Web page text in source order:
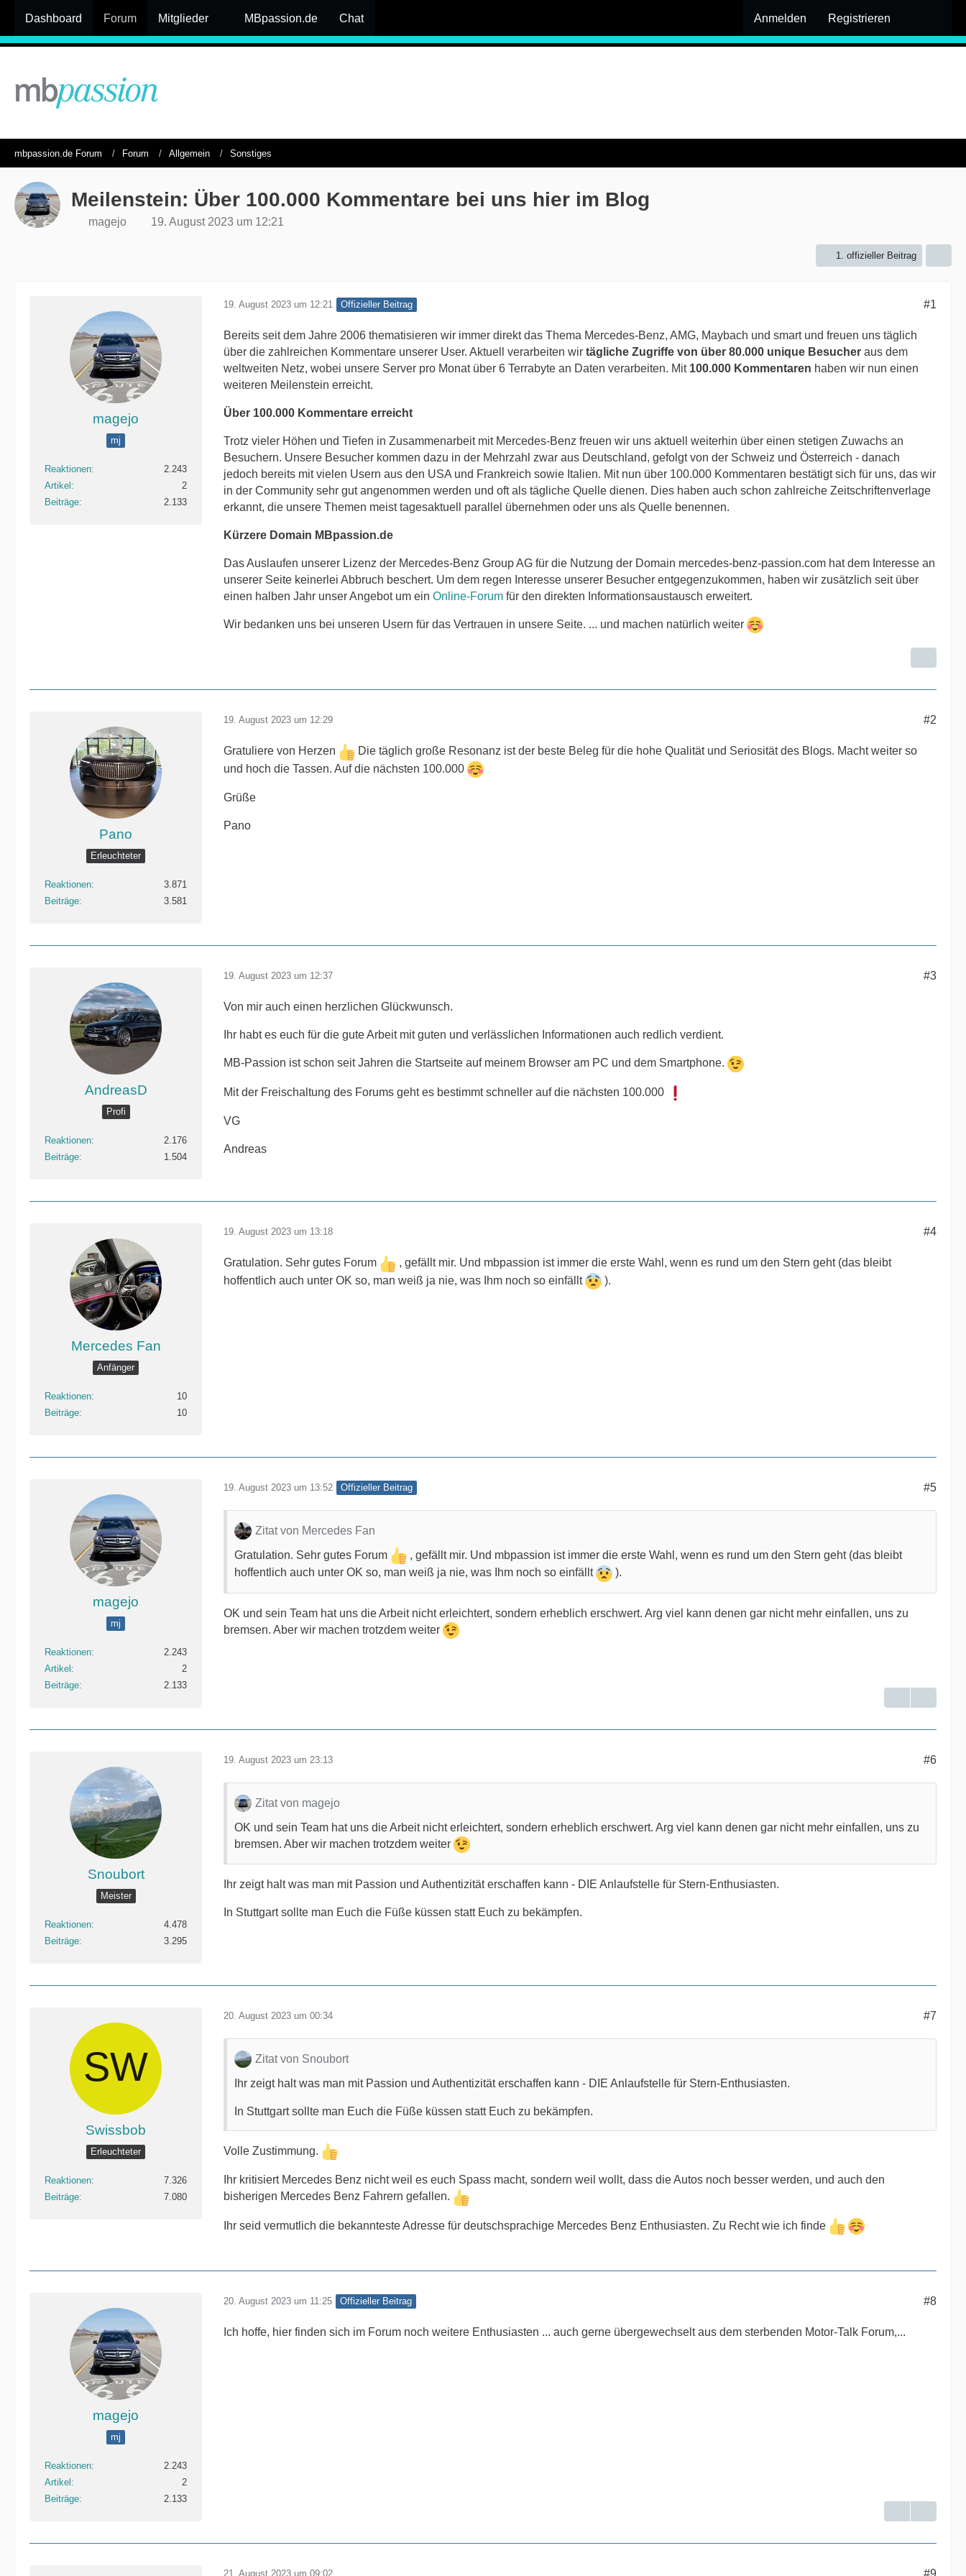
Dashboard Forum Mitglieder MBpassion.de Chat Anmelden Registrieren
mbpassion.de Forum Forum Allgemein Sonstiges
Meilenstein: Über 100.000 Kommentare bei uns hier im Blog
magejo 19. August 2023 um 12:21
1. offizieller Beitrag
magejo
mj
Reaktionen
2.243
Artikel
2
Beiträge
2.133
19. August 2023 um 12:21 Offizieller Beitrag #1
Bereits seit dem Jahre 2006 thematisieren wir immer direkt das Thema Mercedes-Benz, AMG, Maybach und smart und freuen uns täglich
über die zahlreichen Kommentare unserer User. Aktuell verarbeiten wir tägliche Zugriffe von über 80.000 unique Besucher aus dem
weltweiten Netz, wobei unsere Server pro Monat über 6 Terrabyte an Daten verarbeiten. Mit 100.000 Kommentaren haben wir nun einen
weiteren Meilenstein erreicht.
Über 100.000 Kommentare erreicht
Trotz vieler Höhen und Tiefen in Zusammenarbeit mit Mercedes-Benz freuen wir uns aktuell weiterhin über einen stetigen Zuwachs an
Besuchern. Unsere Besucher kommen dazu in der Mehrzahl zwar aus Deutschland, gefolgt von der Schweiz und Österreich - danach
jedoch bereits mit vielen Usern aus den USA und Frankreich sowie Italien. Mit nun über 100.000 Kommentaren bestätigt sich für uns, das wir
in der Community sehr gut angenommen werden und oft als tägliche Quelle dienen. Dies haben auch schon zahlreiche Zeitschriftenverlage
erkannt, die unsere Themen meist tagesaktuell parallel übernehmen oder uns als Quelle benennen.
Kürzere Domain MBpassion.de
Das Auslaufen unserer Lizenz der Mercedes-Benz Group AG für die Nutzung der Domain mercedes-benz-passion.com hat dem Interesse an
unserer Seite keinerlei Abbruch beschert. Um dem regen Interesse unserer Besucher entgegenzukommen, haben wir zusätzlich seit über
einen halben Jahr unser Angebot um ein Online-Forum für den direkten Informationsaustausch erweitert.
Wir bedanken uns bei unseren Usern für das Vertrauen in unsere Seite. ... und machen natürlich weiter
Pano
Erleuchteter
Reaktionen
3.871
Beiträge
3.581
19. August 2023 um 12:29 #2
Gratuliere von Herzen
Die täglich große Resonanz ist der beste Beleg für die hohe Qualität und Seriosität des Blogs. Macht weiter so
und hoch die Tassen. Auf die nächsten 100.000
Grüße
Pano
AndreasD
Profi
Reaktionen
2.176
Beiträge
1.504
19. August 2023 um 12:37 #3
Von mir auch einen herzlichen Glückwunsch.
Ihr habt es euch für die gute Arbeit mit guten und verlässlichen Informationen auch redlich verdient.
MB-Passion ist schon seit Jahren die Startseite auf meinem Browser am PC und dem Smartphone.
Mit der Freischaltung des Forums geht es bestimmt schneller auf die nächsten 100.000
VG
Andreas
Mercedes Fan
Anfänger
Reaktionen
10
Beiträge
10
19. August 2023 um 13:18 #4
Gratulation. Sehr gutes Forum
, gefällt mir. Und mbpassion ist immer die erste Wahl, wenn es rund um den Stern geht (das bleibt
hoffentlich auch unter OK so, man weiß ja nie, was Ihm noch so einfällt
).
magejo
mj
Reaktionen
2.243
Artikel
2
Beiträge
2.133
19. August 2023 um 13:52 Offizieller Beitrag #5
Zitat von Mercedes Fan
Gratulation. Sehr gutes Forum
, gefällt mir. Und mbpassion ist immer die erste Wahl, wenn es rund um den Stern geht (das bleibt
hoffentlich auch unter OK so, man weiß ja nie, was Ihm noch so einfällt
).
OK und sein Team hat uns die Arbeit nicht erleichtert, sondern erheblich erschwert. Arg viel kann denen gar nicht mehr einfallen, uns zu
bremsen. Aber wir machen trotzdem weiter
Snoubort
Meister
Reaktionen
4.478
Beiträge
3.295
19. August 2023 um 23:13 #6
Zitat von magejo
OK und sein Team hat uns die Arbeit nicht erleichtert, sondern erheblich erschwert. Arg viel kann denen gar nicht mehr einfallen, uns zu
bremsen. Aber wir machen trotzdem weiter
Ihr zeigt halt was man mit Passion und Authentizität erschaffen kann - DIE Anlaufstelle für Stern-Enthusiasten.
In Stuttgart sollte man Euch die Füße küssen statt Euch zu bekämpfen.
Swissbob
Erleuchteter
Reaktionen
7.326
Beiträge
7.080
20. August 2023 um 00:34 #7
Zitat von Snoubort
Ihr zeigt halt was man mit Passion und Authentizität erschaffen kann - DIE Anlaufstelle für Stern-Enthusiasten.
In Stuttgart sollte man Euch die Füße küssen statt Euch zu bekämpfen.
Volle Zustimmung.
Ihr kritisiert Mercedes Benz nicht weil es euch Spass macht, sondern weil wollt, dass die Autos noch besser werden, und auch den
bisherigen Mercedes Benz Fahrern gefallen.
Ihr seid vermutlich die bekannteste Adresse für deutschsprachige Mercedes Benz Enthusiasten. Zu Recht wie ich finde
magejo
mj
Reaktionen
2.243
Artikel
2
Beiträge
2.133
20. August 2023 um 11:25 Offizieller Beitrag #8
Ich hoffe, hier finden sich im Forum noch weitere Enthusiasten ... auch gerne übergewechselt aus dem sterbenden Motor-Talk Forum,...
21. August 2023 um 09:02 #9